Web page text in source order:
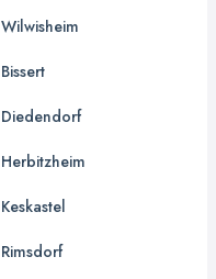
Wilwisheim
Bissert
Diedendorf
Herbitzheim
Keskastel
Rimsdorf